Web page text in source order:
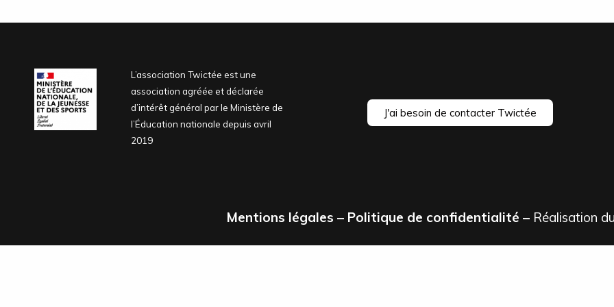
L’association Twictée est une
association agréée et déclarée
d’intérêt général par le Ministère de
l’Éducation nationale depuis avril
2019
J'ai besoin de contacter Twictée
Mentions légales – Politique de confidentialité – Réalisation